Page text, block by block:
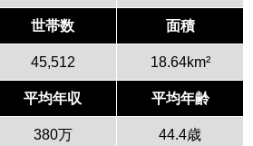
世帯数 面積
45,512 18.64km²
平均年収 平均年齢
380万 44.4歳